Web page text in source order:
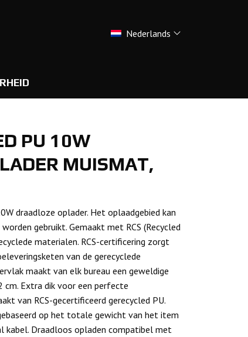
Nederlands
PU 10W
MUISMAT,
draadloze oplader. Het oplaadgebied kan
gebruikt. Gemaakt met RCS (Recycled
materialen. RCS-certificering zorgt
van de gerecyclede
maakt van elk bureau een geweldige
Extra dik voor een perfecte
van RCS-gecertificeerd gerecycled PU.
op het totale gewicht van het item
kabel. Draadloos opladen compatibel met